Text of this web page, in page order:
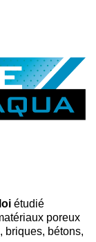
étudié
poreux
briques, bétons,